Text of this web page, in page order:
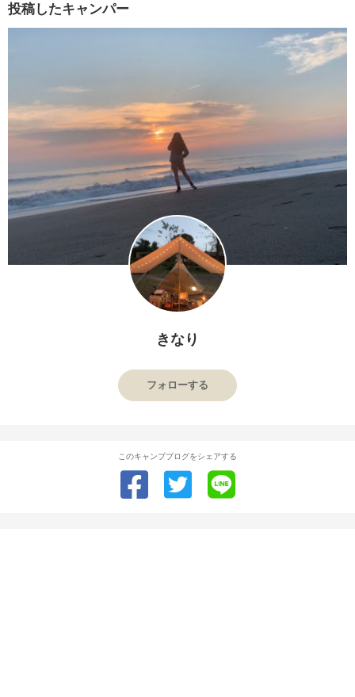
投稿したキャンパー
きなり
フォローする
このキャンプブログをシェアする